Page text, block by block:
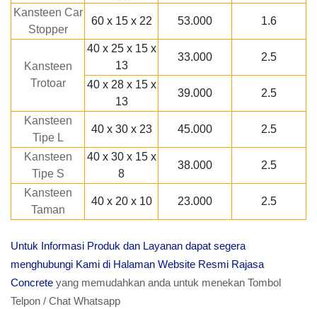
Kansteen Car
Stopper
60 x 15 x 22 53.000 1.6
Kansteen
Trotoar
40 x 25 x 15 x
13
33.000 2.5
40 x 28 x 15 x
13
39.000 2.5
Kansteen
Tipe L
40 x 30 x 23 45.000 2.5
Kansteen
Tipe S
40 x 30 x 15 x
8
38.000 2.5
Kansteen
Taman
40 x 20 x 10 23.000 2.5
Untuk Informasi Produk dan Layanan dapat segera
menghubungi Kami di Halaman Website Resmi Rajasa
Concrete yang memudahkan anda untuk menekan Tombol
Telpon / Chat Whatsapp